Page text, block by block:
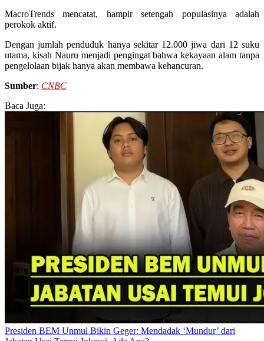
MacroTrends mencatat, hampir setengah populasinya adalah
perokok aktif.
Dengan jumlah penduduk hanya sekitar 12.000 jiwa dari 12 suku
utama, kisah Nauru menjadi pengingat bahwa kekayaan alam tanpa
pengelolaan bijak hanya akan membawa kehancuran.
Sumber: CNBC
Baca Juga:
Presiden BEM Unmul Bikin Geger: Mendadak ‘Mundur’ dari